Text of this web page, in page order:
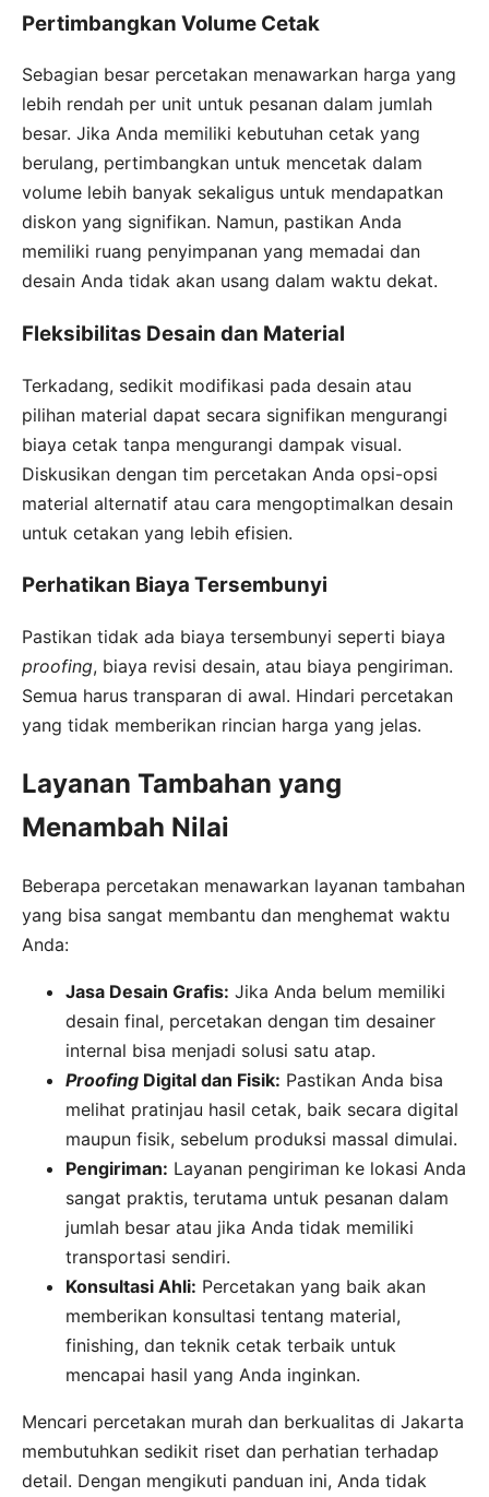
Pertimbangkan Volume Cetak
Sebagian besar percetakan menawarkan harga yang
lebih rendah per unit untuk pesanan dalam jumlah
besar. Jika Anda memiliki kebutuhan cetak yang
berulang, pertimbangkan untuk mencetak dalam
volume lebih banyak sekaligus untuk mendapatkan
diskon yang signifikan. Namun, pastikan Anda
memiliki ruang penyimpanan yang memadai dan
desain Anda tidak akan usang dalam waktu dekat.
Fleksibilitas Desain dan Material
Terkadang, sedikit modifikasi pada desain atau
pilihan material dapat secara signifikan mengurangi
biaya cetak tanpa mengurangi dampak visual.
Diskusikan dengan tim percetakan Anda opsi-opsi
material alternatif atau cara mengoptimalkan desain
untuk cetakan yang lebih efisien.
Perhatikan Biaya Tersembunyi
Pastikan tidak ada biaya tersembunyi seperti biaya
proofing, biaya revisi desain, atau biaya pengiriman.
Semua harus transparan di awal. Hindari percetakan
yang tidak memberikan rincian harga yang jelas.
Layanan Tambahan yang
Menambah Nilai
Beberapa percetakan menawarkan layanan tambahan
yang bisa sangat membantu dan menghemat waktu
Anda:
Jasa Desain Grafis: Jika Anda belum memiliki
desain final, percetakan dengan tim desainer
internal bisa menjadi solusi satu atap.
Proofing Digital dan Fisik: Pastikan Anda bisa
melihat pratinjau hasil cetak, baik secara digital
maupun fisik, sebelum produksi massal dimulai.
Pengiriman: Layanan pengiriman ke lokasi Anda
sangat praktis, terutama untuk pesanan dalam
jumlah besar atau jika Anda tidak memiliki
transportasi sendiri.
Konsultasi Ahli: Percetakan yang baik akan
memberikan konsultasi tentang material,
finishing, dan teknik cetak terbaik untuk
mencapai hasil yang Anda inginkan.
Mencari percetakan murah dan berkualitas di Jakarta
membutuhkan sedikit riset dan perhatian terhadap
detail. Dengan mengikuti panduan ini, Anda tidak